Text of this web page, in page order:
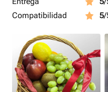
Примечание: Возможно
Упаковка: Плетёная
Срок годности:
дней после получения.
Compatibilidad
5/